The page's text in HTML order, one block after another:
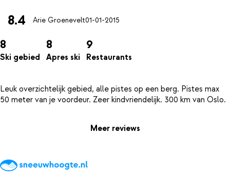
8.4 Arie Groenevelt01-01-2015
8
Ski gebied
8
Apres ski
9
Restaurants
Leuk overzichtelijk gebied, alle pistes op een berg. Pistes max
Meer reviews